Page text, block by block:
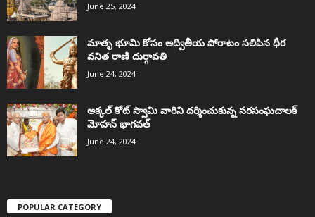
June 25, 2024
మాతృ భూమి కోసం అద్వితీయ పోరాటం సలిపిన ధీర
వనిత రాణి దుర్గావతి
June 24, 2024
అక్కల్‌ కోట్‌ స్వామి వారిని దర్శించుకున్న సరసంఘచాలక్
మోహన్ భాగవత్
June 24, 2024
POPULAR CATEGORY